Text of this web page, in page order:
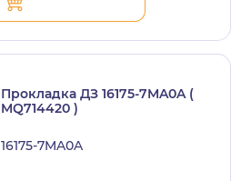
Прокладка ДЗ 16175-7MA0A (
MQ714420 )
16175-7MA0A